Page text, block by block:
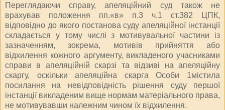
Переглядаючи справу, апеляційний суд також не
врахував положення пп.«в» п.3 ч.1 ст.382 ЦПК,
відповідно до якого постанова суду апеляційної інстанції
складається у тому числі з мотивувальної частини із
зазначенням, зокрема, мотивів прийняття або
відхилення кожного аргументу, викладеного учасниками
справи в апеляційній скарзі та відзиві на апеляційну
скаргу, оскільки апеляційна скарга Особи 1містила
посилання на невідповідність рішення суду першої
інстанції викладеним вище нормам матеріального права,
не мотивувавши належним чином їх відхилення.